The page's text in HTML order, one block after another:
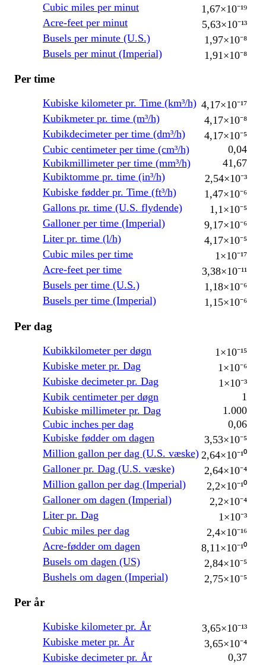
Cubic miles per minut
1,67×10⁻¹⁹
Acre-feet per minut
5,63×10⁻¹³
Busels per minute (U.S.)
1,97×10⁻⁸
Busels per minut (Imperial)
1,91×10⁻⁸
Per time
Kubiske kilometer pr. Time (km³/h) 4,17×10⁻¹⁷
Kubikmeter pr. time (m³/h)
4,17×10⁻⁸
Kubikdecimeter per time (dm³/h)
4,17×10⁻⁵
Cubic centimeter per time (cm³/h)
0,04
Kubikmillimeter per time (mm³/h)
41,67
Kubiktomme pr. time (in³/h)
2,54×10⁻³
Kubiske fødder pr. Time (ft³/h)
1,47×10⁻⁶
Gallons pr. time (U.S. flydende)
1,1×10⁻⁵
Galloner per time (Imperial)
9,17×10⁻⁶
Liter pr. time (l/h)
4,17×10⁻⁵
Cubic miles per time
1×10⁻¹⁷
Acre-feet per time
3,38×10⁻¹¹
Busels per time (U.S.)
1,18×10⁻⁶
Busels per time (Imperial)
1,15×10⁻⁶
Per dag
Kubikkilometer per døgn
1×10⁻¹⁵
Kubiske meter pr. Dag
1×10⁻⁶
Kubiske decimeter pr. Dag
1×10⁻³
Kubik centimeter per døgn
1
Kubiske millimeter pr. Dag
1.000
Cubic inches per dag
0,06
Kubiske fødder om dagen
3,53×10⁻⁵
Million gallon per dag (U.S. væske) 2,64×10⁻¹⁰
Galloner pr. Dag (U.S. væske)
2,64×10⁻⁴
Million gallon per dag (Imperial)
2,2×10⁻¹⁰
Galloner om dagen (Imperial)
2,2×10⁻⁴
Liter pr. Dag
1×10⁻³
Cubic miles per dag
2,4×10⁻¹⁶
Acre-fødder om dagen
8,11×10⁻¹⁰
Busels om dagen (US)
2,84×10⁻⁵
Bushels om dagen (Imperial)
2,75×10⁻⁵
Per år
Kubiske kilometer pr. År
3,65×10⁻¹³
Kubiske meter pr. År
3,65×10⁻⁴
Kubiske decimeter pr. År
0,37